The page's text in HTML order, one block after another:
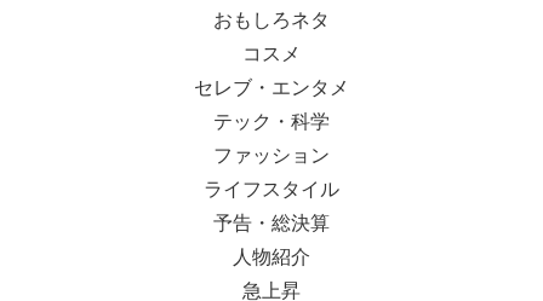
おもしろネタ
コスメ
セレブ・エンタメ
テック・科学
ファッション
ライフスタイル
予告・総決算
人物紹介
急上昇